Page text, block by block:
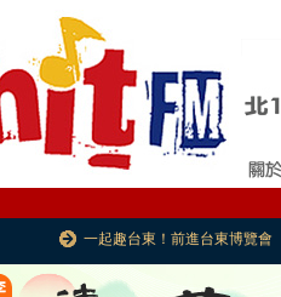
一起趣台東！前進台東博覽會